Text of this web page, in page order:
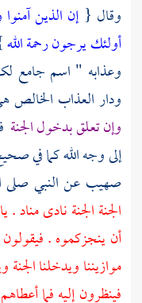
وقال {إن الذين
أولئك يرجون رحمة الله
وعذابه " اسم جامع
ودار العذاب الخالص هي
وإن تعلق بدخول الجنة
إلى وجه الله كما في
صهيب عن النبي
الجنة الجنة نادى مناد
أن ينجزكموه .
موازيننا ويدخلنا
فينظرون إليه فما